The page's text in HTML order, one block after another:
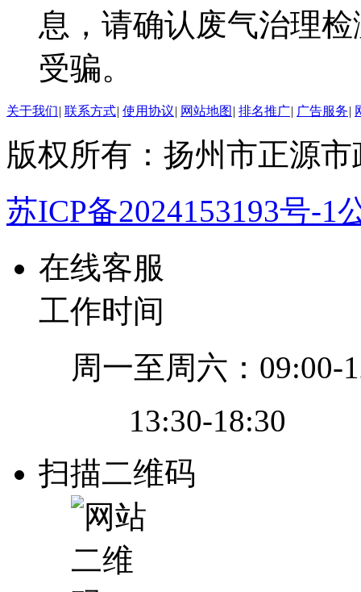
息，请确认废气治理
受骗。
关于我们| 联系方式| 使用协议| 网站地图 | 排名推广| 广告服务|
版权所有：扬州市正源
苏ICP备2024153193号-1
在线客服
工作时间
周一至周六：09:00-
13:30-18:30
扫描二维码